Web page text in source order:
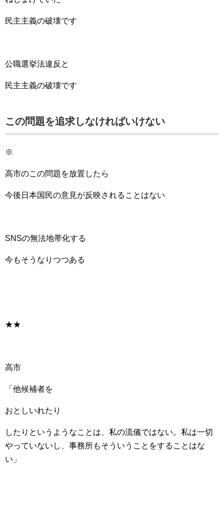
民主主義の破壊です
公職選挙法違反と
民主主義の破壊です
この問題を追求しなければいけない
※
高市のこの問題を放置したら
今後日本国民の意見が反映されることはない
SNSの無法地帯化する
今もそうなりつつある
★★
高市
「他候補者を
おとしいれたり
したりというようなことは、私の流儀ではない。私は一切
やっていないし、事務所もそういうことをすることはな
い」